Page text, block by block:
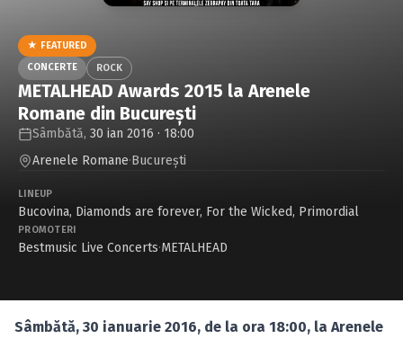
Caută în site...
★ FEATURED
CONCERTE
ROCK
METALHEAD Awards 2015 la Arenele
Romane din Bucureşti
Sâmbătă, 30 ian 2016 · 18:00
Arenele Romane·Bucureşti
LINEUP
Bucovina, Diamonds are forever, For the Wicked, Primordial
PROMOTERI
Bestmusic Live Concerts·METALHEAD
Sâmbătă, 30 ianuarie 2016, de la ora 18:00, la Arenele